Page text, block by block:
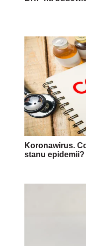
Koronawirus.
stanu epidemii?